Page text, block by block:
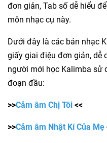
đơn giản, Tab số dễ hiểu
môn nhạc cụ này.
Dưới đây là các bản nhạc
giấy giai điệu đơn giản, dễ
người mới học Kalimba sử
đoạn đầu:
>>Cảm âm Chị Tôi <<
>>Cảm âm Nhật Kí Của Mẹ